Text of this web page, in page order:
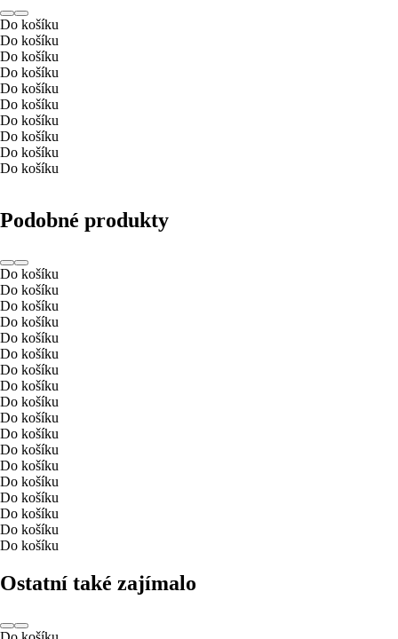
Do košíku
Do košíku
Do košíku
Do košíku
Do košíku
Do košíku
Do košíku
Do košíku
Do košíku
Do košíku
Podobné produkty
Do košíku
Do košíku
Do košíku
Do košíku
Do košíku
Do košíku
Do košíku
Do košíku
Do košíku
Do košíku
Do košíku
Do košíku
Do košíku
Do košíku
Do košíku
Do košíku
Do košíku
Do košíku
Ostatní také zajímalo